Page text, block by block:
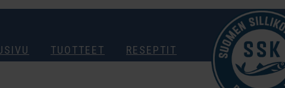
TUOTTEET RESEPTIT